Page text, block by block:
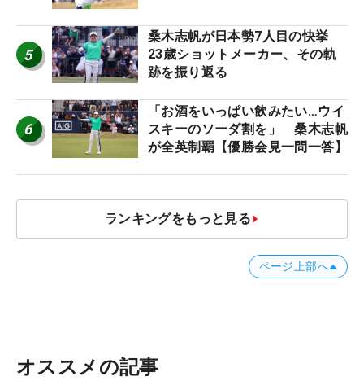
5
桑木志帆が日本勢7人目の快挙
23歳ショットメーカー、その軌
跡を振り返る
6
「お酒をいっぱい飲みたい…ウイ
スキーのソーダ割を」 桑木志帆
が全英制覇【優勝会見一問一答】
ランキングをもっと見る
ページ上部へ
オススメの記事